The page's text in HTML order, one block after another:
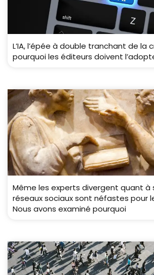
L’IA, l’épée à double tranchant de la
pourquoi les éditeurs doivent
Même les experts divergent quant à
réseaux sociaux sont néfastes pour
Nous avons examiné pourquoi